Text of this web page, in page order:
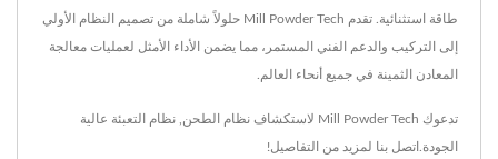
طاقة استثنائية. تقدم Mill Powder Tech حلولاً شاملة من تصميم النظام الأولي
إلى التركيب والدعم الفني المستمر، مما يضمن الأداء الأمثل لعمليات معالجة
المعادن الثمينة في جميع أنحاء العالم.
تدعوك Mill Powder Tech لاستكشاف نظام الطحن نظام التعبئة عالية
الجودة. اتصل بنا لمزيد من التفاصيل!